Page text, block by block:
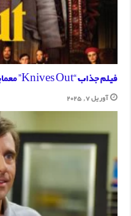
فیلم جذاب “Knives Out” معمایی هیجان‌انگیز برای همه سلیقه‌ها
آوریل 7, 2025